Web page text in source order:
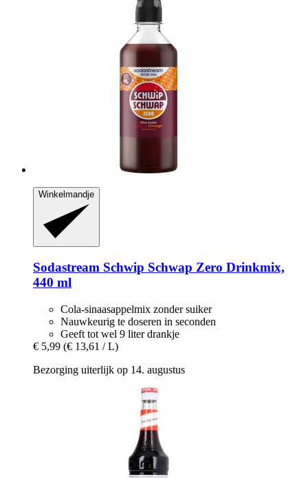
Winkelmandje
Sodastream Schwip Schwap Zero Drinkmix,
440 ml
Cola-sinaasappelmix zonder suiker
Nauwkeurig te doseren in seconden
Geeft tot wel 9 liter drankje
€ 5,99 (€ 13,61 / L)
Bezorging uiterlijk op 14. augustus